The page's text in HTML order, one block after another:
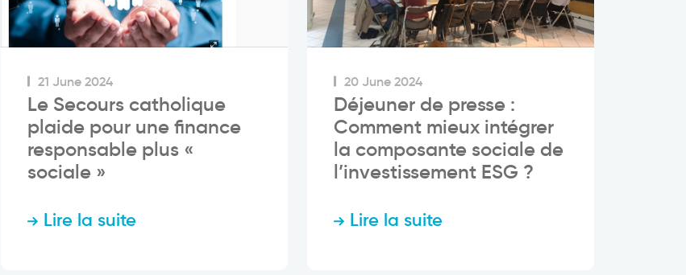
21 June 2024
Le Secours catholique
plaide pour une finance
responsable plus «
sociale »
Lire la suite
20 June 2024
Déjeuner de presse :
Comment mieux intégrer
la composante sociale de
l’investissement ESG ?
Lire la suite